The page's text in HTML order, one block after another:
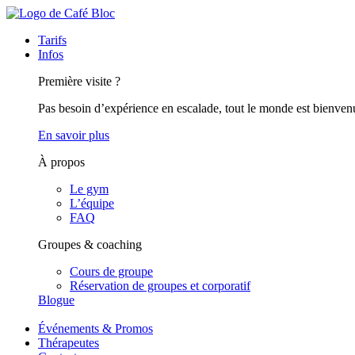
Tarifs
Infos
Première visite ?
Pas besoin d’expérience en escalade, tout le monde est
En savoir plus
À propos
Le gym
L’équipe
FAQ
Groupes & coaching
Cours de groupe
Réservation de groupes et corporatif
Blogue
Événements & Promos
Thérapeutes